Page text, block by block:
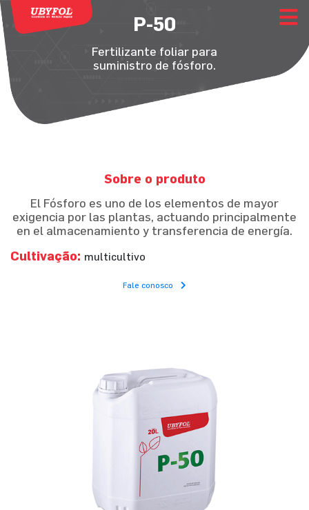
P-50
Fertilizante foliar para
suministro de fósforo.
Sobre o produto
El Fósforo es uno de los elementos de mayor
exigencia por las plantas, actuando principalmente
en el almacenamiento y transferencia de energía.
Cultivação: multicultivo
Fale conosco